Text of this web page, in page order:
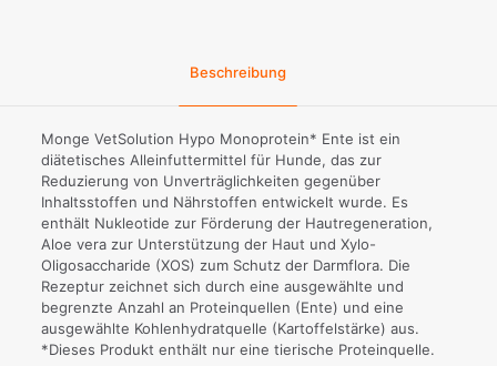
Beschreibung
Monge VetSolution Hypo Monoprotein* Ente ist ein
diätetisches Alleinfuttermittel für Hunde, das zur
Reduzierung von Unverträglichkeiten gegenüber
Inhaltsstoffen und Nährstoffen entwickelt wurde. Es
enthält Nukleotide zur Förderung der Hautregeneration,
Aloe vera zur Unterstützung der Haut und Xylo-
Oligosaccharide (XOS) zum Schutz der Darmflora. Die
Rezeptur zeichnet sich durch eine ausgewählte und
begrenzte Anzahl an Proteinquellen (Ente) und eine
ausgewählte Kohlenhydratquelle (Kartoffelstärke) aus.
*Dieses Produkt enthält nur eine tierische Proteinquelle.